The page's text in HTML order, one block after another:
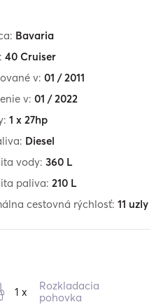
Bavaria
40 Cruiser
v: 01 / 2011
v: 01 / 2022
1 x 27hp
Diesel
vody: 360 L
paliva: 210 L
cestovná rýchlosť: 11 uzly
1 x
Rozkladacia
pohovka